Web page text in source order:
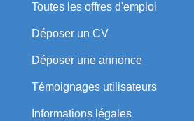
Toutes les offres d'emploi
Déposer un CV
Déposer une annonce
Témoignages utilisateurs
Informations légales